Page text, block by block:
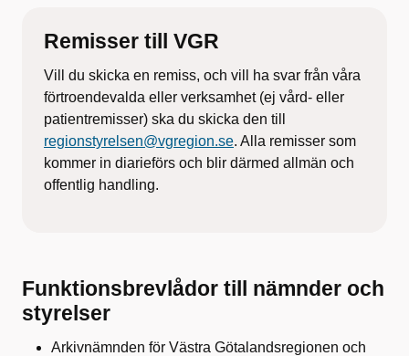
Remisser till VGR
Vill du skicka en remiss, och vill ha svar från våra
förtroendevalda eller verksamhet (ej vård- eller
patientremisser) ska du skicka den till
regionstyrelsen@vgregion.se. Alla remisser som
kommer in diarieförs och blir därmed allmän och
offentlig handling.
Funktionsbrevlådor till nämnder och
styrelser
Arkivnämnden för Västra Götalandsregionen och